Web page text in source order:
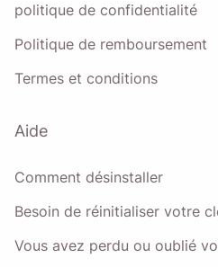
politique de confidentialité
Politique de remboursement
Termes et conditions
Aide
Comment désinstaller
Besoin de réinitialiser votre
Vous avez perdu ou oublié